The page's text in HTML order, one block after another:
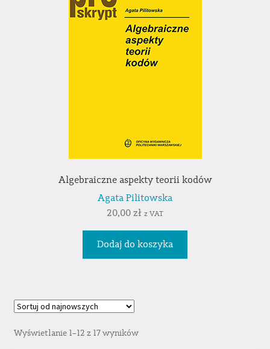
Algebraiczne aspekty teorii kodów
Agata Pilitowska
20,00 zł z VAT
Dodaj do koszyka
Wyświetlanie 1–12 z 17 wyników